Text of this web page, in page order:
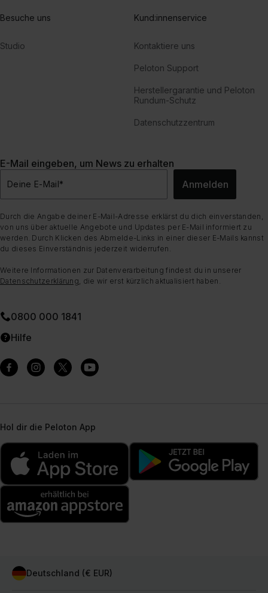
Besuche uns
Studio
Kund:innenservice
Kontaktiere uns
Peloton Support
Herstellergarantie und Peloton
Rundum-Schutz
Datenschutzzentrum
E-Mail eingeben, um News zu erhalten
Deine E-Mail* Anmelden
Durch die Angabe deiner E-Mail-Adresse erklärst du dich einverstanden,
von uns über aktuelle Angebote und Updates per E-Mail informiert zu
werden. Durch Klicken des Abmelde-Links in einer dieser E-Mails kannst
du dieses Einverständnis jederzeit widerrufen.
Weitere Informationen zur Datenverarbeitung findest du in unserer
Datenschutzerklärung, die wir erst kürzlich aktualisiert haben.
0800 000 1841
Hilfe
Hol dir die Peloton App
Deutschland (€ EUR)